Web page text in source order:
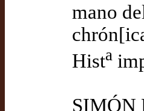
mano
Hista
SIMÓN